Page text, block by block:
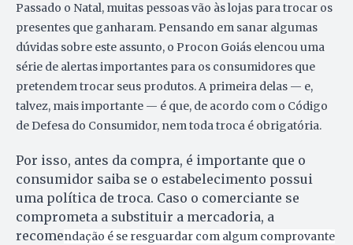
Passado o Natal, muitas pessoas vão às lojas para trocar os
presentes que ganharam. Pensando em sanar algumas
dúvidas sobre este assunto, o Procon Goiás elencou uma
série de alertas importantes para os consumidores que
pretendem trocar seus produtos. A primeira delas — e,
talvez, mais importante — é que, de acordo com o Código
de Defesa do Consumidor, nem toda troca é obrigatória.
Por isso, antes da compra, é importante que o
consumidor saiba se o estabelecimento possui
uma política de troca. Caso o comerciante se
comprometa a substituir a mercadoria, a
recomendação é se resguardar com algum comprovante